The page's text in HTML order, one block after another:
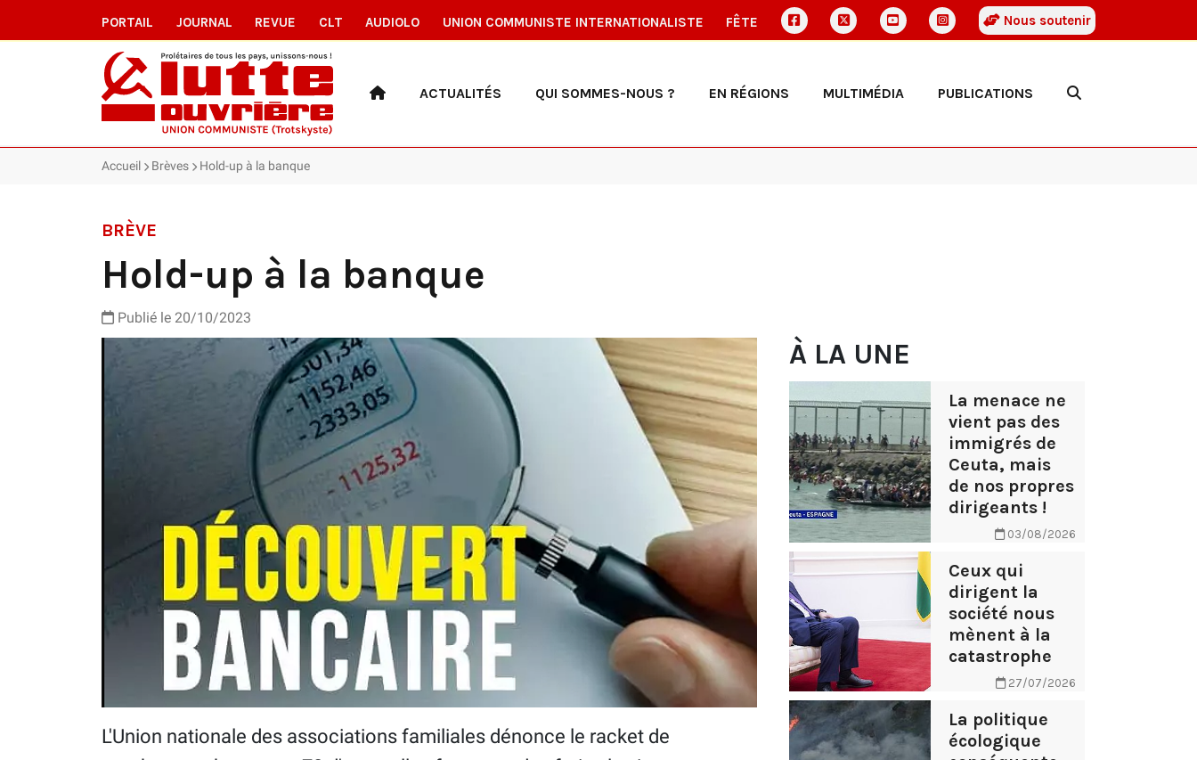
PORTAIL JOURNAL REVUE CLT AUDIOLO UNION COMMUNISTE INTERNATIONALISTE FÊTE Nous soutenir
ACTUALITÉS QUI SOMMES-NOUS ? EN RÉGIONS MULTIMÉDIA PUBLICATIONS
Accueil Brèves Hold-up à la banque
BRÈVE
Hold-up à la banque
Publié le 20/10/2023
L'Union nationale des associations familiales dénonce le racket de
À LA UNE
La menace ne
vient pas des
immigrés de
Ceuta, mais
de nos propres
dirigeants !
03/08/2026
Ceux qui
dirigent la
société nous
mènent à la
catastrophe
27/07/2026
La politique
écologique